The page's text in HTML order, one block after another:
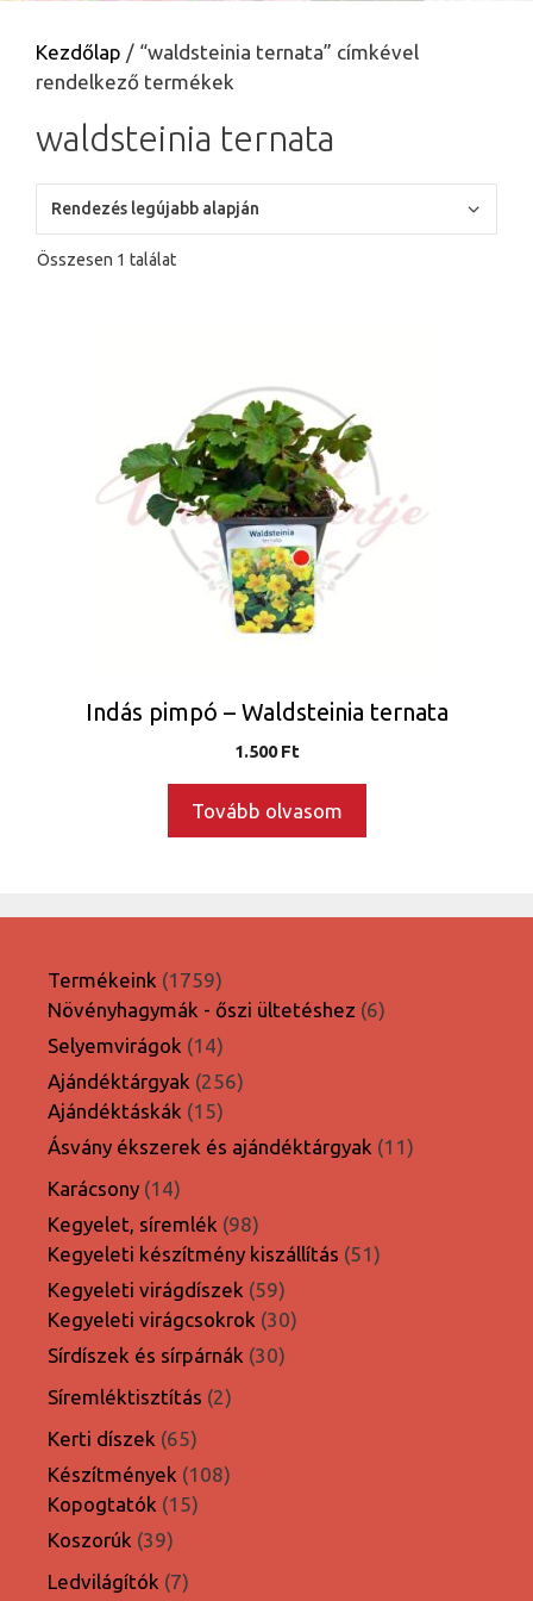
Kezdőlap / “waldsteinia ternata” címkével
rendelkező termékek
waldsteinia ternata
Összesen 1 találat
Indás pimpó – Waldsteinia ternata
1.500Ft
Tovább olvasom
Termékeink 17591759
termék
Növényhagymák - őszi ültetéshez 66
Selyemvirágok 1414
termék
Ajándéktárgyak 256256
Ajándéktáskák 1515
termék
Ásvány ékszerek és ajándéktárgyak 1111
Karácsony 1414
termék
Kegyelet, síremlék 9898
termék
Kegyeleti készítmény kiszállítás 5151
Kegyeleti virágdíszek 5959
termék
Kegyeleti virágcsokrok 3030
Sírdíszek és sírpárnák 3030
Síremléktisztítás 22
Kerti díszek 6565
termék
Készítmények 108108
Kopogtatók 1515
Koszorúk 3939
termék
Ledvilágítók 77